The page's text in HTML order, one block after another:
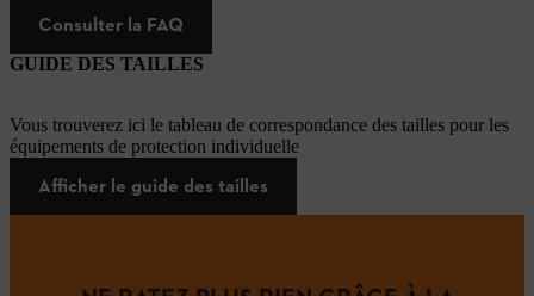
Consulter la FAQ
GUIDE DES TAILLES
Vous trouverez ici le tableau de correspondance des tailles pour les
équipements de protection individuelle
Afficher le guide des tailles